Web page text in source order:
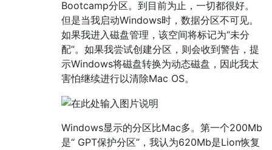
Bootcamp分区。到目前为止，一切都很好。
但是当我启动Windows时，数据分区不可见。
如果我进入磁盘管理，该空间将标记为“未分
配”。如果我尝试创建分区，则会收到警告，提
示Windows将磁盘转换为动态磁盘，因此我太
害怕继续进行以清除Mac OS。
Windows显示的分区比Mac多。第一个200Mb
是“ GPT保护分区”，我认为620Mb是Lion恢复